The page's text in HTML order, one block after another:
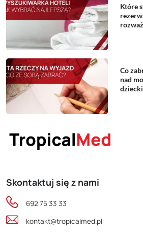
Które
Co
nad
Skontaktuj się z nami
692 75 33 33
kontakt@tropicalmed.pl